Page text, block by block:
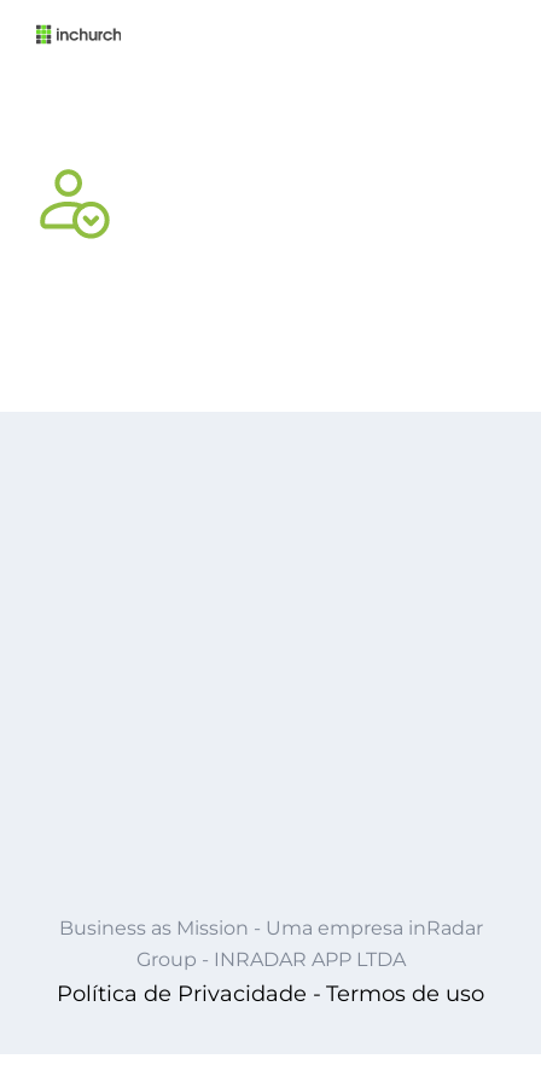
Business as Mission - Uma empresa inRadar
Group - INRADAR APP LTDA
Política de Privacidade - Termos de uso